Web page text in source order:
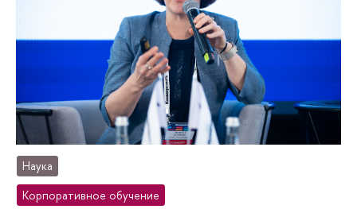
Наука
Корпоративное обучение